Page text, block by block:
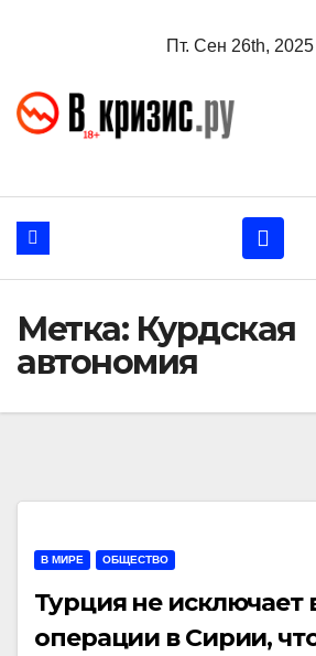
Пт. Сен 26th, 2025
Метка: Курдская
автономия
В МИРЕ ОБЩЕСТВО
Турция не исключает
операции в Сирии,